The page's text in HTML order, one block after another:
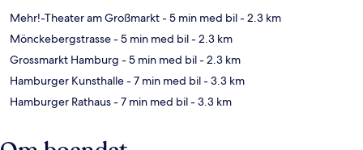
Mehr!-Theater am Großmarkt- 5 min med bil- 2.3 km
Mönckebergstrasse- 5 min med bil- 2.3 km
Grossmarkt Hamburg - 5 min med bil- 2.3 km
Hamburger Kunsthalle- 7 min med bil- 3.3 km
Hamburger Rathaus- 7 min med bil- 3.3 km